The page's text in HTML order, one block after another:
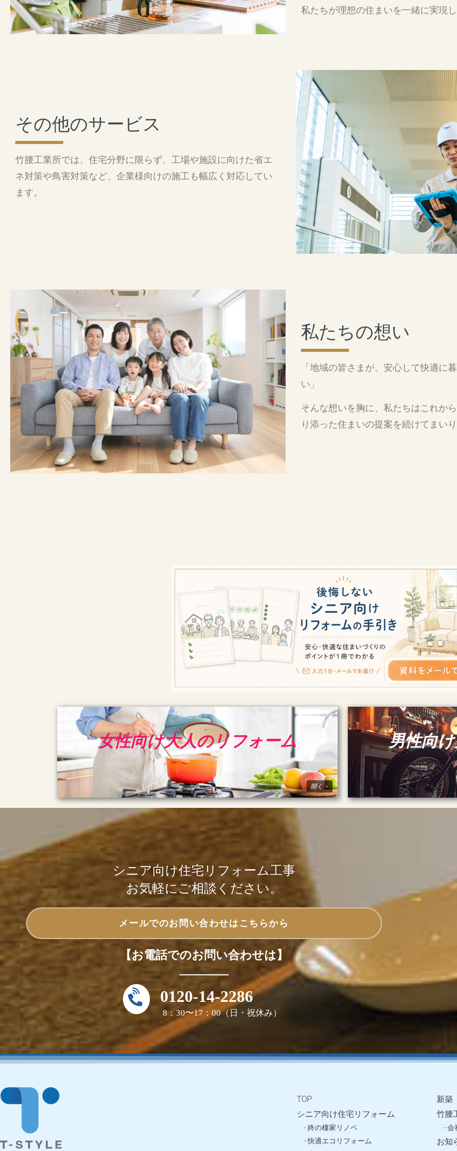
私たちが理想の住まいを一緒に実現
その他のサービス
竹腰工業所では、住宅分野に限らず、工場や施設に向けた省エ
ネ対策や鳥害対策など、企業様向けの施工も幅広く対応してい
ます。
私たちの想い
「地域の皆さまが、安心して快適に
い」
そんな想いを胸に、私たちはこれか
り添った住まいの提案を続けてまい
女性向け大人のリフォーム 男性向
シニア向け住宅リフォーム工事
お気軽にご相談ください。
メールでのお問い合わせはこちらから
【お電話でのお問い合わせは】
0120-14-2286
8：30〜17：00（日・祝休み）
TOP
シニア向け住宅リフォーム
- 終の棲家リノベ
- 快適エコリフォーム
新築
竹腰
- 会
お知